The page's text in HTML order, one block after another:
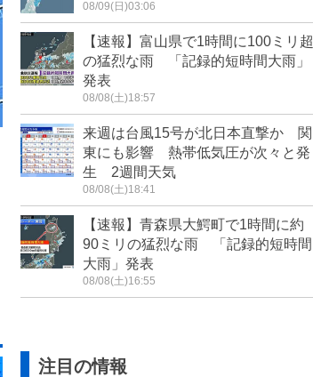
08/09(日)03:06
【速報】富山県で1時間に100ミリ超
の猛烈な雨 「記録的短時間大雨」
発表
08/08(土)18:57
来週は台風15号が北日本直撃か 関
東にも影響 熱帯低気圧が次々と発
生 2週間天気
08/08(土)18:41
【速報】青森県大鰐町で1時間に約
90ミリの猛烈な雨 「記録的短時間
大雨」発表
08/08(土)16:55
注目の情報